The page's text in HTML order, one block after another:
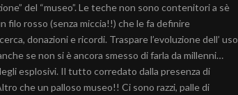
del “museo”. Le teche non sono contenitori a sè
rosso (senza miccia!!) che le fa definire
donazioni e ricordi. Traspare l’evoluzione dell’ uso
se non si è ancora smesso di farla da millenni…
esplosivi. Il tutto corredato dalla presenza di
che un palloso museo!! Ci sono razzi, palle di